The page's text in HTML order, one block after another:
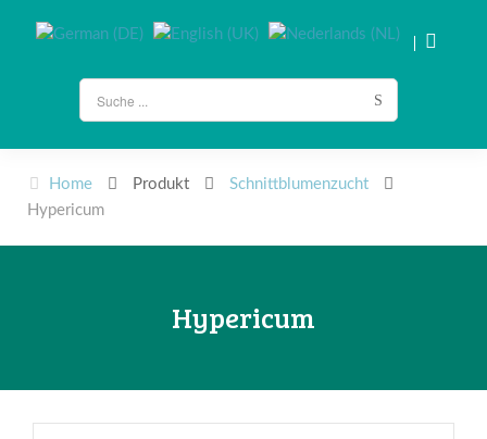
Home Produkt
Schnittblumenzucht
Hypericum
Hypericum